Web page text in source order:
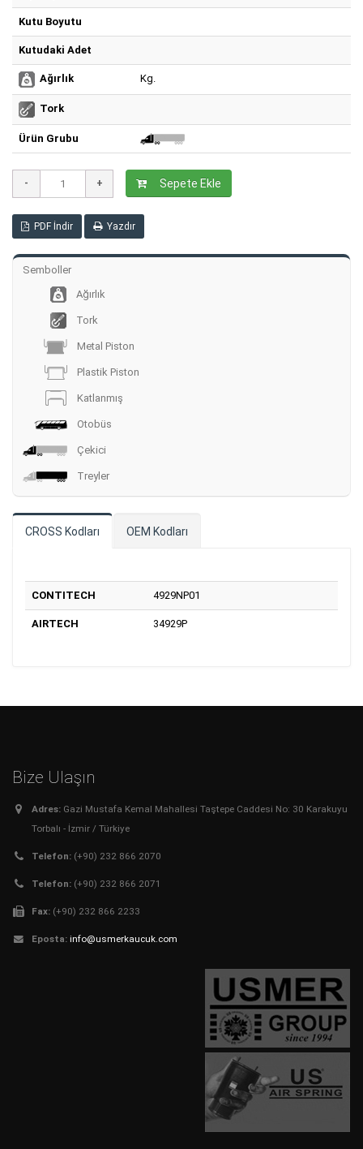
Kutu Boyutu
Kutudaki Adet
Ağırlık Kg.
Tork
Ürün Grubu
Sepete Ekle
PDF İndir Yazdır
Semboller
Ağırlık
Tork
Metal Piston
Plastik Piston
Katlanmış
Otobüs
Çekici
Treyler
CROSS Kodları OEM Kodları
CONTITECH 4929NP01
AIRTECH 34929P
Bize Ulaşın
Adres: Gazi Mustafa Kemal Mahallesi Taştepe Caddesi No: 30 Karakuyu
Torbalı - İzmir / Türkiye
Telefon: (+90) 232 866 2070
Telefon: (+90) 232 866 2071
Fax: (+90) 232 866 2233
Eposta: info@usmerkaucuk.com